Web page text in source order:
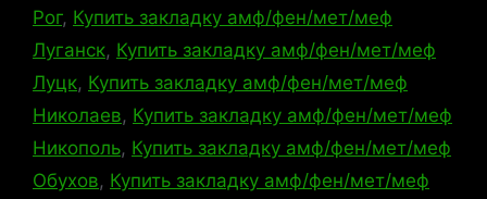
Рог, Купить закладку амф/фен/мет/меф
Луганск, Купить закладку амф/фен/мет/меф
Луцк, Купить закладку амф/фен/мет/меф
Николаев, Купить закладку амф/фен/мет/меф
Никополь, Купить закладку амф/фен/мет/меф
Обухов, Купить закладку амф/фен/мет/меф